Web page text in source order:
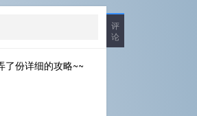
评
论
了份详细的攻略~~